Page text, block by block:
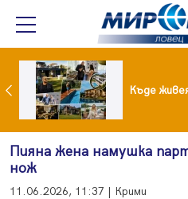
Ето го новият на Мартина от "Ергенът"
Пияна жена намушка
нож
11.06.2026, 11:37 | Крими